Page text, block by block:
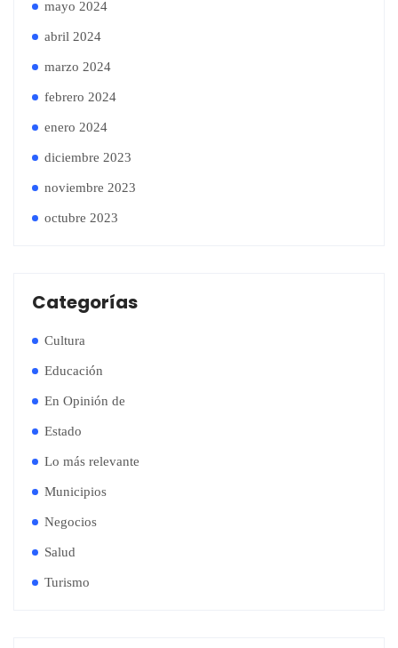
mayo 2024
abril 2024
marzo 2024
febrero 2024
enero 2024
diciembre 2023
noviembre 2023
octubre 2023
Categorías
Cultura
Educación
En Opinión de
Estado
Lo más relevante
Municipios
Negocios
Salud
Turismo